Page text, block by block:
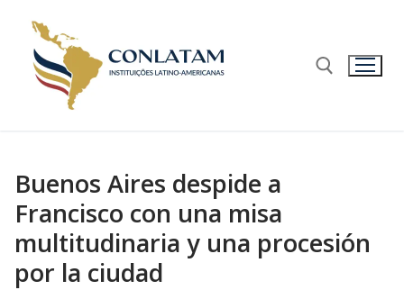
Buenos Aires despide a
Francisco con una misa
multitudinaria y una procesión
por la ciudad